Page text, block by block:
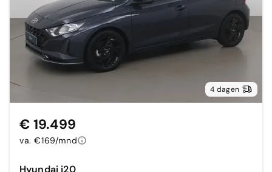
4 dagen
€ 19.499
va. €169/mnd